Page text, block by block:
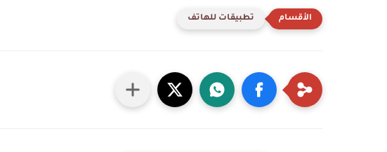
تطبيقات للهاتف